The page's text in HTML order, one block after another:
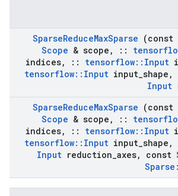
SparseReduceMaxSparse (const
Scope & scope , ::
indices, :: tensorflow:: Input
tensorflow:: Input input shape ,
Input
SparseReduceMaxSparse (const
Scope & scope , ::
indices, :: tensorflow:: Input
tensorflow:: Input input shape ,
Input reduction axes, const
Sparse